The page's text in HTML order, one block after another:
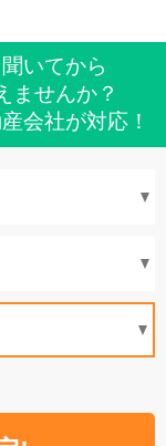
いてから
ませんか？
会社が対応！